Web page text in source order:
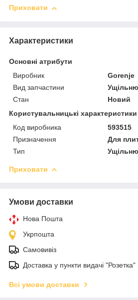
Приховати
Характеристики
Основні атрибути
Виробник
Gorenje
Вид запчастини
Стан
Новий
Користувальницькі характеристики
Код виробника
593515
Призначення
Для
Тип
Приховати
Умови доставки
Нова Пошта
Укрпошта
Самовивіз
Доставка у пункти видачі "Розетка"
Всі умови доставки